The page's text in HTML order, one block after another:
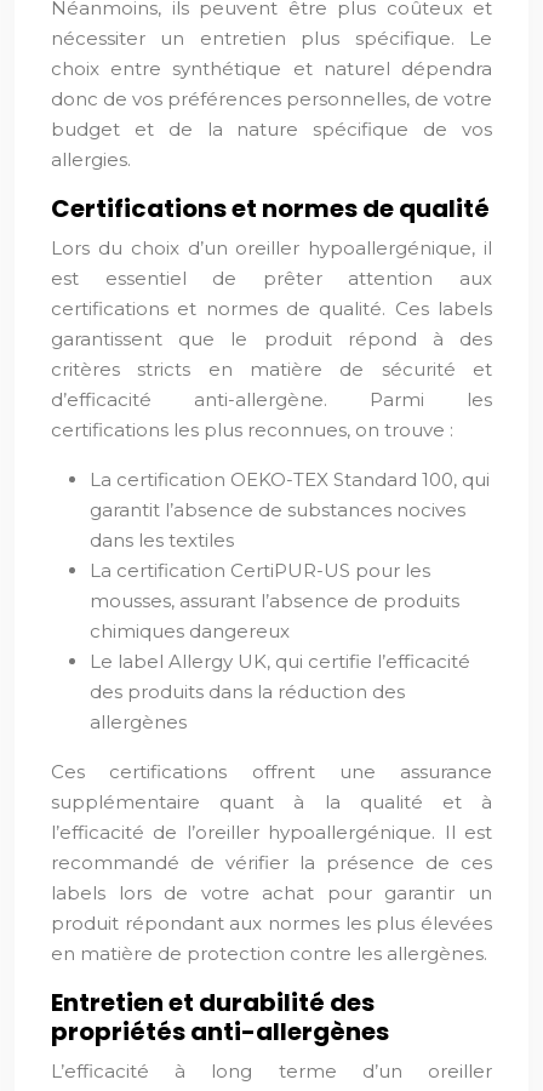
Néanmoins, ils peuvent être plus coûteux et
nécessiter un entretien plus spécifique. Le
choix entre synthétique et naturel dépendra
donc de vos préférences personnelles, de votre
budget et de la nature spécifique de vos
allergies.
Certifications et normes de qualité
Lors du choix d’un oreiller hypoallergénique, il
est essentiel de prêter attention aux
certifications et normes de qualité. Ces labels
garantissent que le produit répond à des
critères stricts en matière de sécurité et
d’efficacité anti-allergène. Parmi les
certifications les plus reconnues, on trouve :
La certification OEKO-TEX Standard 100, qui
garantit l’absence de substances nocives
dans les textiles
La certification CertiPUR-US pour les
mousses, assurant l’absence de produits
chimiques dangereux
Le label Allergy UK, qui certifie l’efficacité
des produits dans la réduction des
allergènes
Ces certifications offrent une assurance
supplémentaire quant à la qualité et à
l’efficacité de l’oreiller hypoallergénique. Il est
recommandé de vérifier la présence de ces
labels lors de votre achat pour garantir un
produit répondant aux normes les plus élevées
en matière de protection contre les allergènes.
Entretien et durabilité des
propriétés anti-allergènes
L’efficacité à long terme d’un oreiller